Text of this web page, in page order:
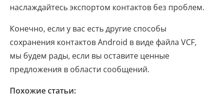
наслаждайтесь экспортом контактов без проблем.
Конечно, если у вас есть другие способы
сохранения контактов Android в виде файла VCF,
мы будем рады, если вы оставите ценные
предложения в области сообщений.
Похожие статьи: